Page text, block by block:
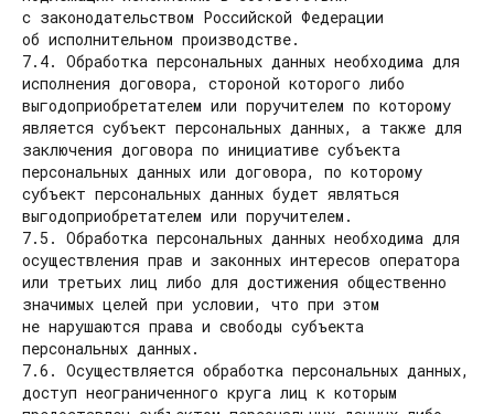
с законодательством Российской Федерации
об исполнительном производстве.
7.4. Обработка персональных данных необходима для
исполнения договора, стороной которого либо
выгодоприобретателем или поручителем по которому
является субъект персональных данных, а также для
заключения договора по инициативе субъекта
персональных данных или договора, по которому
субъект персональных данных будет являться
выгодоприобретателем или поручителем.
7.5. Обработка персональных данных необходима для
осуществления прав и законных интересов оператора
или третьих лиц либо для достижения общественно
значимых целей при условии, что при этом
не нарушаются права и свободы субъекта
персональных данных.
7.6. Осуществляется обработка персональных данных,
доступ неограниченного круга лиц к которым